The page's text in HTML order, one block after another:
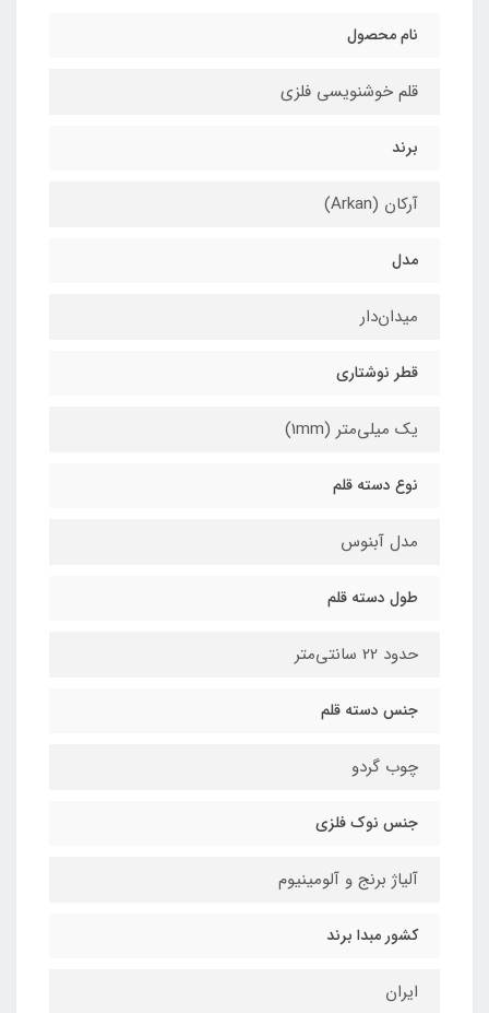
نام محصول
قلم خوشنویسی فلزی
برند
آرکان (Arkan)
مدل
میدان‌دار
قطر نوشتاری
یک میلی‌متر (1mm)
نوع دسته قلم
مدل آبنوس
طول دسته قلم
حدود 22 سانتی‌متر
جنس دسته قلم
چوب گردو
جنس نوک فلزی
آلیاژ برنج و آلومینیوم
کشور مبدا برند
ایران